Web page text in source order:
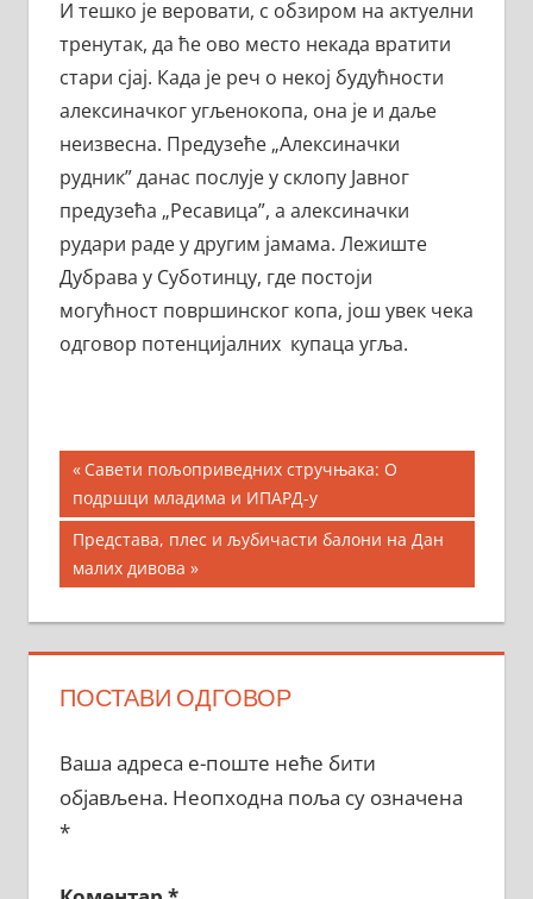
И тешко је веровати, с обзиром на актуелни
тренутак, да ће ово место некада вратити
стари сјај. Када је реч о некој будућности
алексиначког угљенокопа, она је и даље
неизвесна. Предузеће „Алексиначки
рудник” данас послује у склопу Јавног
предузећа „Ресавица”, а алексиначки
рудари раде у другим јамама. Лежиште
Дубрава у Суботинцу, где постоји
могућност површинског копа, још увек чека
одговор потенцијалних купаца угља.
Кретање
чланка
Previous
Post:
Савети пољоприведних стручњака: О
подршци младима и ИПАРД-у
Next
Post:
Представа, плес и љубичасти балони на Дан
малих дивова
ПОСТАВИ ОДГОВОР
Ваша адреса е-поште неће бити
објављена. Неопходна поља су означена
*